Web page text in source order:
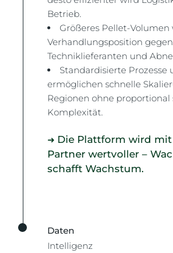
Betrieb.
Größeres Pellet-Volumen
Verhandlungsposition
Techniklieferanten und
Standardisierte Prozesse
ermöglichen schnelle
Regionen ohne proportional
Komplexität.
➜ Die Plattform wird
Partner wertvoller –
schafft Wachstum.
Daten
Intelligenz